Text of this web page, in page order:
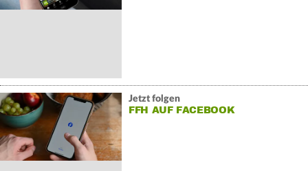
Jetzt folgen
FFH AUF FACEBOOK